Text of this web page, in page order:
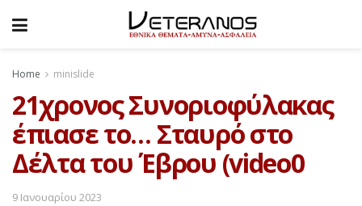
Home minislide
21χρονος Συνοριοφύλακας
έπιασε το… Σταυρό στο
Δέλτα του Έβρου (video0
9 Ιανουαρίου 2023